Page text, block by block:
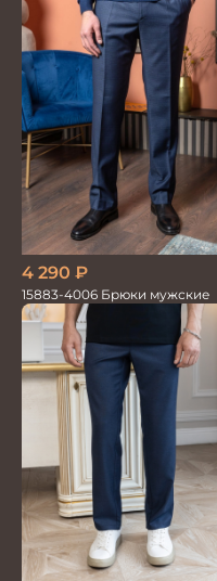
4 290 ₽
15883-4006 Брюки мужские